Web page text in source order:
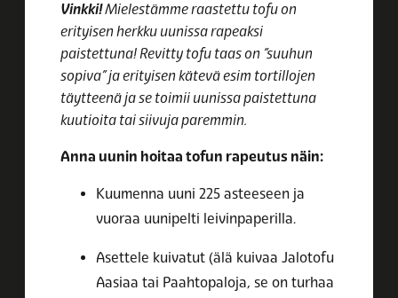
Vinkki!Mielestämme raastettu tofu on
erityisen herkku uunissa rapeaksi
paistettuna! Revitty tofu taas on ”suuhun
sopiva” ja erityisen kätevä esim tortillojen
täytteenä ja se toimii uunissa paistettuna
kuutioita tai siivuja paremmin.
Anna uunin hoitaa tofun rapeutus näin:
Kuumenna uuni 225 asteeseen ja
vuoraa uunipelti leivinpaperilla.
Asettele kuivatut (älä kuivaa Jalotofu
Aasiaa tai Paahtopaloja, se on turhaa